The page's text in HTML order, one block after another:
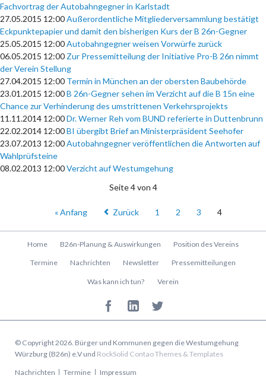
Fachvortrag der Autobahngegner in Karlstadt
27.05.2015 12:00Außerordentliche Mitgliederversammlung bestätigt
Eckpunktepapier und damit den bisherigen Kurs der B 26n-Gegner
25.05.2015 12:00Autobahngegner weisen Vorwürfe zurück
06.05.2015 12:00Zur Pressemitteilung der Initiative Pro-B 26n nimmt
der Verein Stellung
27.04.2015 12:00 Termin in München an der obersten Baubehörde
23.01.2015 12:00B 26n-Gegner sehen im Verzicht auf die B 15n eine
Chance zur Verhinderung des umstrittenen Verkehrsprojekts
11.11.2014 12:00Dr. Werner Reh vom BUND referierte in Duttenbrunn
22.02.2014 12:00BI übergibt Brief an Ministerpräsident Seehofer
23.07.2013 12:00Autobahngegner veröffentlichen die Antworten auf
Wahlprüfsteine
08.02.2013 12:00Verzicht auf Westumgehung
Seite 4 von 4
« Anfang Zurück 1 2 3 4
Navigation
Home B26n-Planung & Auswirkungen Position des Vereins
Termine Nachrichten Newsletter Pressemitteilungen
Was kann ich tun? Verein
© Copyright 2026. Bürger und Kommunen gegen die Westumgehung
Würzburg (B26n) e.V und RockSolid Contao Themes & Templates
Navigation
Nachrichten Termine Impressum